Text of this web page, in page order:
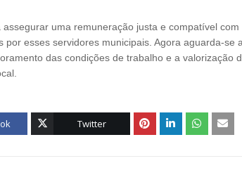
assegurar uma remuneração justa e compatível
por esses servidores municipais. Agora aguarda-se
das condições de trabalho e a valorização
Twitter